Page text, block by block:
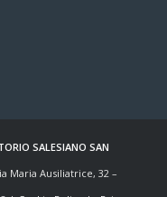
SALESIANO SAN
Maria Ausiliatrice, 32 –